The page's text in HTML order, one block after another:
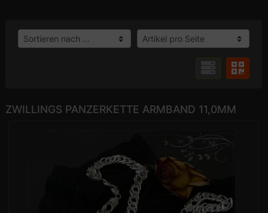
ZWILLINGS PANZERKETTE ARMBAND 11,0MM